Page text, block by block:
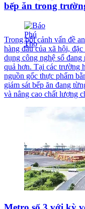
bếp ăn trong
Trong bối cảnh vấn đề
hàng đầu của xã hội,
dụng công nghệ số
quả hơn. Tại các trường
nguồn gốc thực phẩm
giám sát bếp ăn đang
và nâng cao chất lượng